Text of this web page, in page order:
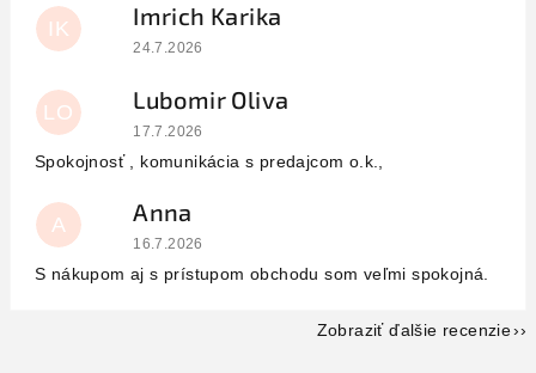
IK Imrich Karika
Hodnotenie obchodu je 5 z 5 hviezdičiek.
24.7.2026
LO Lubomir Oliva
Hodnotenie obchodu je 5 z 5 hviezdičiek.
17.7.2026
Spokojnosť , komunikácia s predajcom o.k.,
A Anna
Hodnotenie obchodu je 5 z 5 hviezdičiek.
16.7.2026
S nákupom aj s prístupom obchodu som veľmi spokojná.
Zobraziť ďalšie recenzie